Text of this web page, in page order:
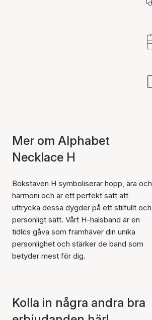
korgen
Mer om Alphabet
Necklace H
Bokstaven H symboliserar hopp, ära och
harmoni och är ett perfekt sätt att
uttrycka dessa dygder på ett stilfullt och
personligt sätt. Vårt H-halsband är en
tidlös gåva som framhäver din unika
personlighet och stärker de band som
betyder mest för dig.
Kolla in några andra bra